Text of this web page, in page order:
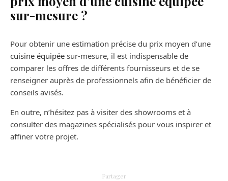
sur-mesure ?
Pour obtenir une estimation précise du prix moyen d’une
cuisine équipée sur-mesure, il est indispensable de
comparer les offres de différents fournisseurs et de se
renseigner auprès de professionnels afin de bénéficier de
conseils avisés.
En outre, n’hésitez pas à visiter des showrooms et à
consulter des magazines spécialisés pour vous inspirer et
affiner votre projet.
Partager